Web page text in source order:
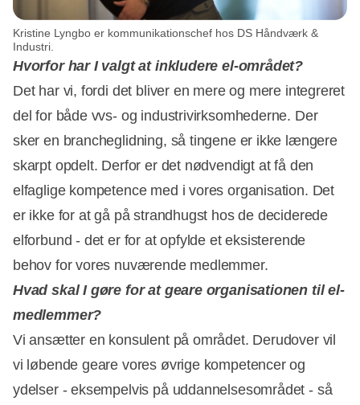
Kristine Lyngbo er kommunikationschef hos DS Håndværk &
Industri.
Hvorfor har I valgt at inkludere el-området?
Det har vi, fordi det bliver en mere og mere integreret
del for både vvs- og industrivirksomhederne. Der
sker en brancheglidning, så tingene er ikke længere
skarpt opdelt. Derfor er det nødvendigt at få den
elfaglige kompetence med i vores organisation. Det
er ikke for at gå på strandhugst hos de deciderede
elforbund - det er for at opfylde et eksisterende
behov for vores nuværende medlemmer.
Hvad skal I gøre for at geare organisationen til el-
medlemmer?
Vi ansætter en konsulent på området. Derudover vil
vi løbende geare vores øvrige kompetencer og
ydelser - eksempelvis på uddannelsesområdet - så